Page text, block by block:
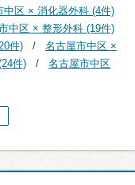
中区 × 消化器外科 (4件)
中区 × 整形外科 (19件)
件)
名古屋市中区 ×
件)
名古屋市中区